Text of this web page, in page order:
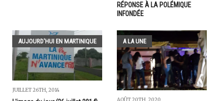
RÉPONSE À LA POLÉMIQUE
INFONDÉE
AUJOURD'HUI EN MARTINIQUE
JUILLET 26TH, 2014
A LA UNE